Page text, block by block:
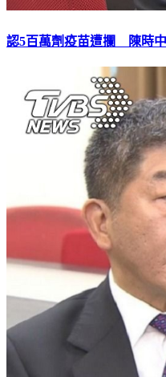
認5百萬劑疫苗遭攔 陳時